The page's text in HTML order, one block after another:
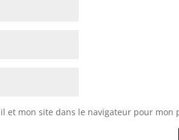
et mon site dans le navigateur pour mon